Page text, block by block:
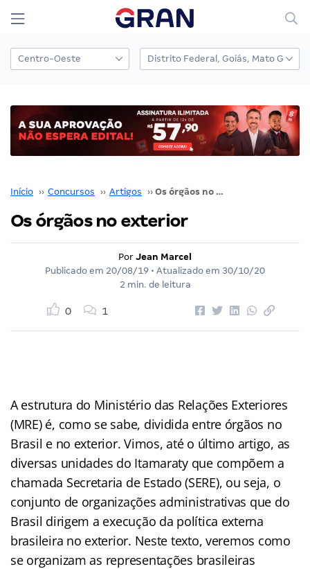
Início ›› Concursos ›› Artigos ›› Os órgãos no exterior
Os órgãos no exterior
Por Jean Marcel
Publicado em 20/08/19 • Atualizado em 30/10/20
2 min. de leitura
0 1
A estrutura do Ministério das Relações Exteriores
(MRE) é, como se sabe, dividida entre órgãos no
Brasil e no exterior. Vimos, até o último artigo, as
diversas unidades do Itamaraty que compõem a
chamada Secretaria de Estado (SERE), ou seja, o
conjunto de organizações administrativas que do
Brasil dirigem a execução da política externa
brasileira no exterior. Neste texto, veremos como
se organizam as representações brasileiras